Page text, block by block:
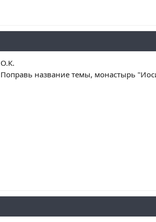
О.К.
Поправь название темы, монастырь